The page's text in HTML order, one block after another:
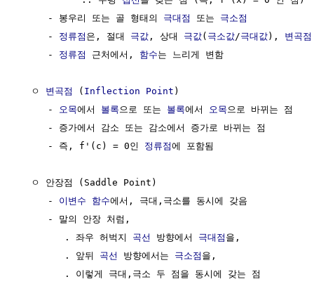
     - 봉우리 또는 골 형태의
극대점 또는 극소점
     -
정류점 은, 절대 극값 , 상대 극값( 극소값/극대값), 변곡점
     -
정류점 근처에서, 함수는 느리게 변함
  ㅇ
변곡점 ( Inflection Point )
     -
오목에서 볼록 으로 또는 볼록에서 오목 으로 바뀌는 점
     - 증가에서 감소 또는 감소에서 증가로 바뀌는 점
     - 즉, f'(c) = 0인
정류점에 포함됨
  ㅇ 안장점 (Saddle Point)
     -
이변수 함수에서, 극대,극소를 동시에 갖음
     - 말의 안장 처럼,
        . 좌우 허벅지
곡선 방향에서 극대점 을,
        . 앞뒤
곡선 방향에서는 극소점 을,
        . 이렇게 극대,극소 두 점을 동시에 갖는 점